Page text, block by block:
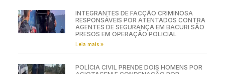
INTEGRANTES DE FACÇÃO CRIMINOSA
RESPONSÁVEIS POR ATENTADOS CONTRA
AGENTES DE SEGURANÇA EM BACURI SÃO
PRESOS EM OPERAÇÃO POLICIAL
Leia mais »
POLÍCIA CIVIL PRENDE DOIS HOMENS POR